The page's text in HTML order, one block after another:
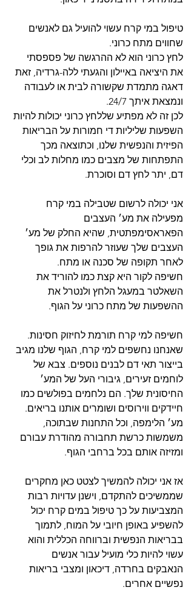
טיפול במי קרח עשוי להועיל גם לאנשים
שחווים מתח כרוני.
לחץ כרוני הוא לא ההרגשה של פספסתי
את היציאה באיילון והגעתי ללה-גרדיה, זאת
דאגה מתמדת שקשורה לבית או לעבודה
ונמצאת איתך 24/7.
לכן זה לא מפתיע שללחץ כרוני יכולות להיות
השפעות שליליות די חמורות על הבריאות
הפיזית והנפשית שלנו, וכתוצאה מכך
התפתחות של מצבים כמו מחלות לב וכלי
דם, יתר לחץ דם וסוכרת.
אני יכולה לרשום שטבילה במי קרח
מפעילה את מע׳ העצבים
הפאראסימפתטית, שהיא החלק של מע׳
העצבים שלך שעוזר להרפות את גופך
לאחר תקופה של סכנה או מתח.
חשיפה לקור היא קצת כמו להוריד את
השאלטר במעגל הלחץ ולנטרל את
ההשפעות של מתח כרוני על הגוף.
חשיפה למי קרח תורמת לחיזוק חסינות.
שאנחנו נחשפים למי קרח, הגוף שלנו מגיב
בייצור תאי דם לבנים נוספים. צבא של
לוחמים זעירים, גיבורי העל של המע׳
החיסונית שלך. הם נלחמים בפולשים כמו
חיידקים ווירוסים ושומרים אותנו בריאים.
מע׳ הלימפה, וכל התחנות שבתוכה,
משמשות כרשת תחבורה מהודרת עבורם
ומזיזה אותם בכל ברחבי הגוף.
אז אני יכולה להמשיך לצטט כאן מחקרים
שממשיכים להתקדם, וישנן עדויות רבות
המצביעות על כך טיפול במים קרח יכול
להשפיע באופן חיובי על המוח, לתמוך
בבריאות הנפשית וברווחה הכללית והוא
עשוי להיות כלי מועיל עבור אנשים
הנאבקים בחרדה, דיכאון ומצבי בריאות
נפשיים אחרים.